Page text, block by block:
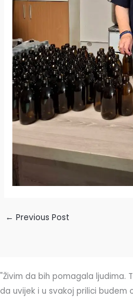
← Previous Post
"Živim da bih pomagala ljudima.
da uvijek i u svakoj prilici